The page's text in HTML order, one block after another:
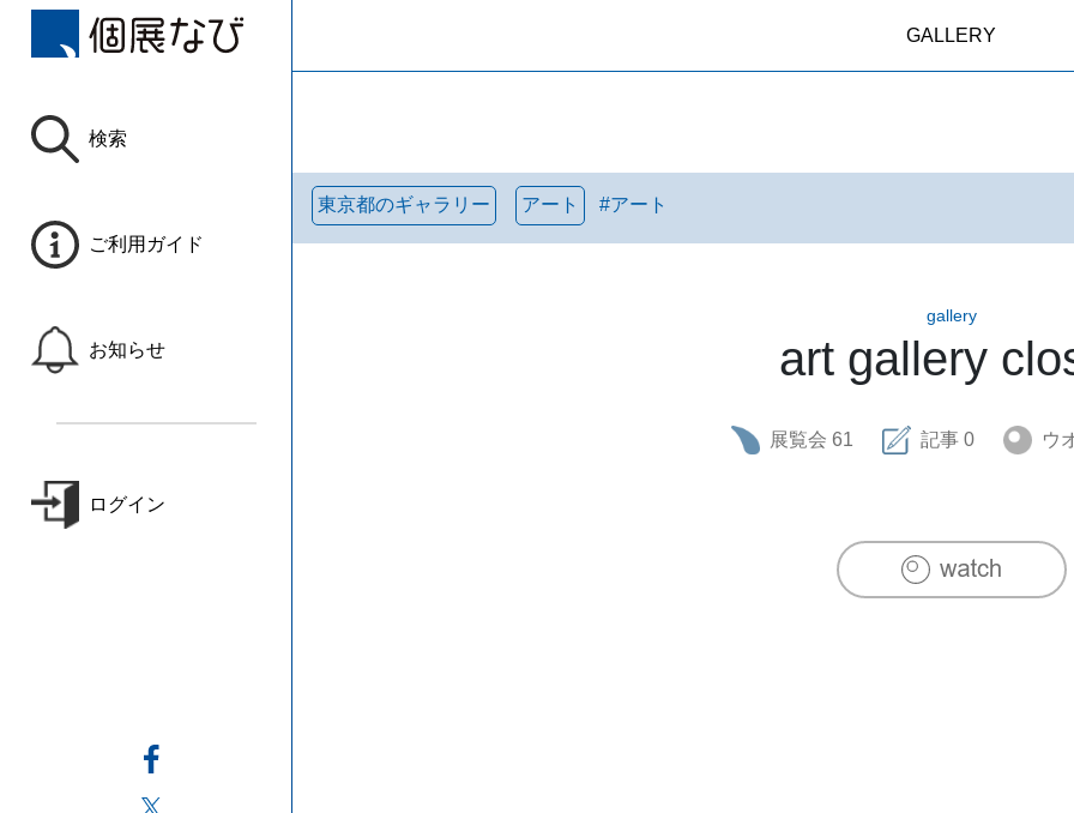
検索
ご利用ガイド
お知らせ
ログイン
GALLERY
東京都のギャラリー アート #アート
gallery
art gallery
展覧会 61 記事 0 ウ